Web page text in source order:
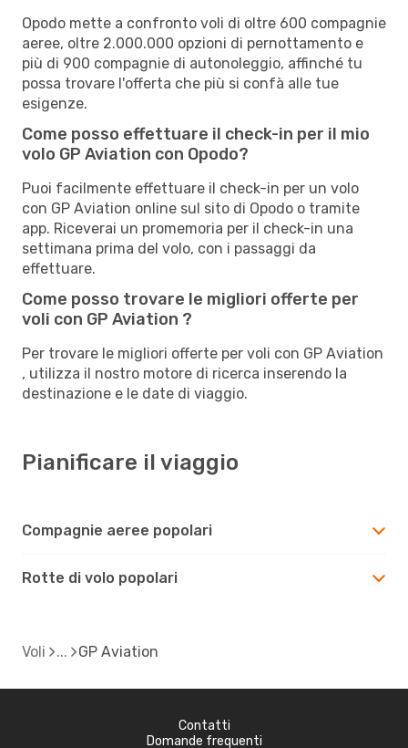
Opodo mette a confronto voli di oltre 600 compagnie
aeree, oltre 2.000.000 opzioni di pernottamento e
più di 900 compagnie di autonoleggio, affinché tu
possa trovare l'offerta che più si confà alle tue
esigenze.
Come posso effettuare il check-in per il mio
volo GP Aviation con Opodo?
Puoi facilmente effettuare il check-in per un volo
con GP Aviation online sul sito di Opodo o tramite
app. Riceverai un promemoria per il check-in una
settimana prima del volo, con i passaggi da
effettuare.
Come posso trovare le migliori offerte per
voli con GP Aviation ?
Per trovare le migliori offerte per voli con GP Aviation
, utilizza il nostro motore di ricerca inserendo la
destinazione e le date di viaggio.
Pianificare il viaggio
Compagnie aeree popolari
Rotte di volo popolari
Voli GP Aviation
Contatti
Domande frequenti